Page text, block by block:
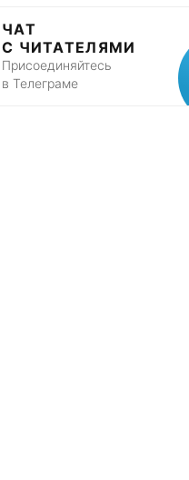
ЧАТ
С ЧИТАТЕЛЯМИ
Присоединяйтесь
в Телеграме